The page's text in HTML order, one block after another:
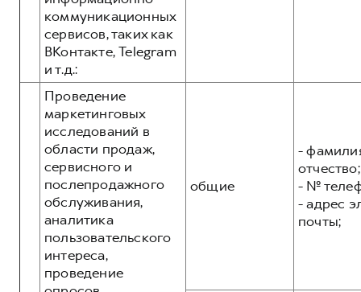
коммуникационных
сервисов, таких как
ВКонтакте, Telegram
и т.д.:
Проведение
маркетинговых
исследований в
области продаж,
сервисного и
послепродажного
обслуживания,
аналитика
пользовательского
интереса,
проведение
общие
-
отчество;
- №
- адрес
почты;